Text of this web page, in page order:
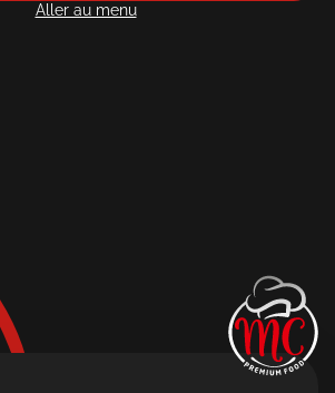
Aller au menu